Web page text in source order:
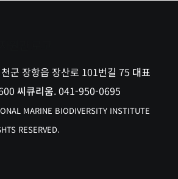
군 장항읍 장산로 101번길 75 대표
씨큐리움. 041-950-0695
MARINE BIODIVERSITY INSTITUTE
RESERVED.